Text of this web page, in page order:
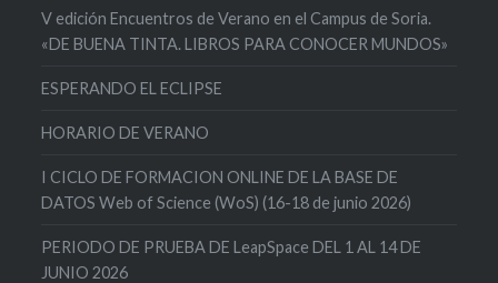
V edición Encuentros de Verano en el Campus de Soria.
«DE BUENA TINTA. LIBROS PARA CONOCER MUNDOS»
ESPERANDO EL ECLIPSE
HORARIO DE VERANO
I CICLO DE FORMACION ONLINE DE LA BASE DE
DATOS Web of Science (WoS) (16-18 de junio 2026)
PERIODO DE PRUEBA DE LeapSpace DEL 1 AL 14 DE
JUNIO 2026